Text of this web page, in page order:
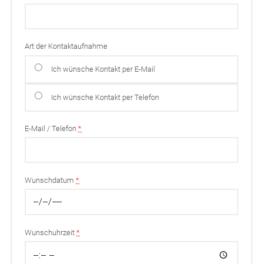
Art der Kontaktaufnahme
Ich wünsche Kontakt per E-Mail
Ich wünsche Kontakt per Telefon
E-Mail / Telefon*
Wunschdatum*
Wunschuhrzeit*